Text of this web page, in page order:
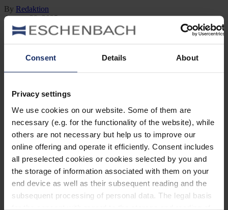
Consent Details About
Privacy settings
We use cookies on our website. Some of them are
necessary (e.g. for the functionality of the website), while
others are not necessary but help us to improve our
online offering and operate it efficiently. Consent includes
all preselected cookies or cookies selected by you and
the storage of information associated with them on your
end device as well as their subsequent reading and the
subsequent processing of personal data. The legal basis
for the consent with regard to the storage and reading of
By Redaktion
August 29, 2025
Jetzt lesen
Kategorien
Ausrüstung
Reisen
Tier des Monats
Vogel des Jahres
Vogelwelt
Neueste Beiträge
Können Vögel träumen?
Wer schon einmal einen schlafenden Hund mit zuckenden Pfoten
oder einen Vogel mit geschlossenen Augen beobachtet hat, hat sich